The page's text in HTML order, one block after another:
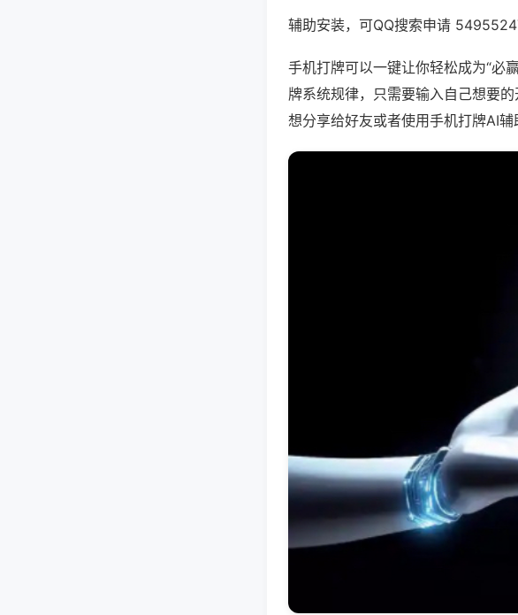
辅助安装，可QQ搜索申请
手机打牌可以一键让你轻松成为“必
牌系统规律，只需要输入自己想要
想分享给好友或者使用手机打牌AI辅